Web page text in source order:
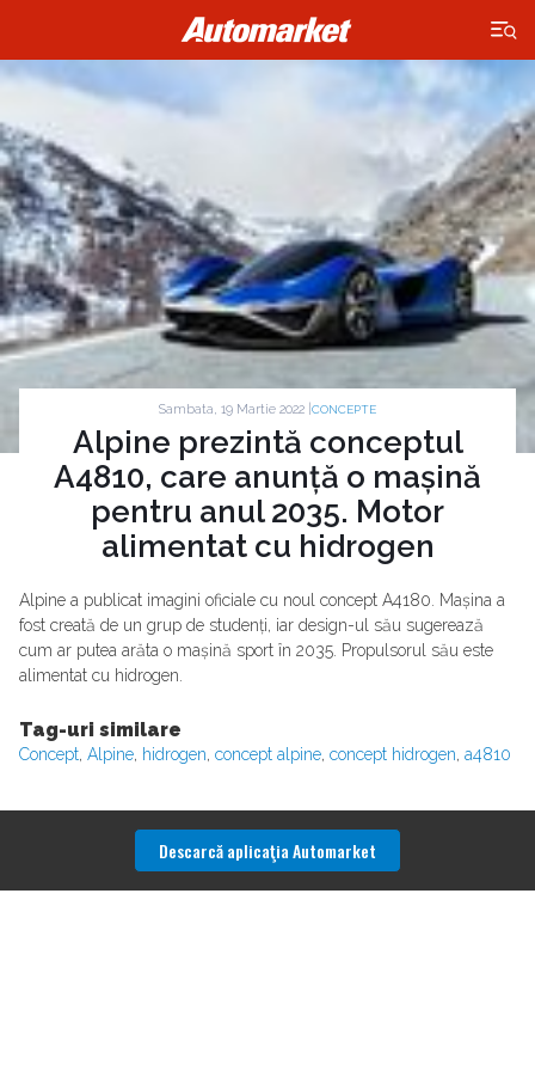
×
Sambata, 19 Martie 2022 | CONCEPTE
Alpine prezintă conceptul
A4810, care anunță o mașină
pentru anul 2035. Motor
alimentat cu hidrogen
Alpine a publicat imagini oficiale cu noul concept A4180. Mașina a
fost creată de un grup de studenți, iar design-ul său sugerează
cum ar putea arăta o mașină sport în 2035. Propulsorul său este
alimentat cu hidrogen.
Tag-uri similare
Concept, Alpine, hidrogen, concept alpine, concept hidrogen, a4810
Descarcă aplicaţia Automarket